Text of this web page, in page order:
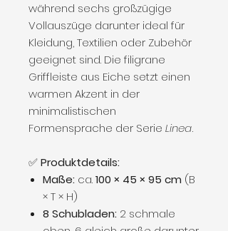
während sechs großzügige
Vollauszüge darunter ideal für
Kleidung, Textilien oder Zubehör
geeignet sind. Die filigrane
Griffleiste aus Eiche setzt einen
warmen Akzent in der
minimalistischen
Formensprache der Serie Linea.
✅Produktdetails:
Maße: ca.100 × 45 × 95 cm (B
× T × H)
8 Schubladen: 2 schmale